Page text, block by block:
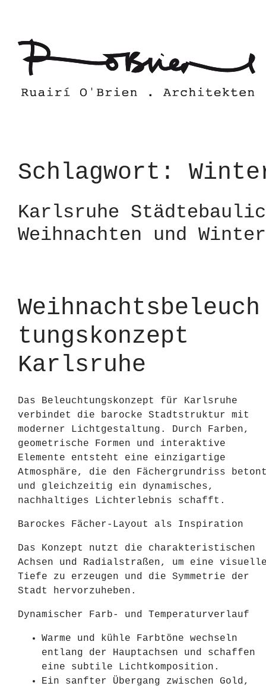
content
Schlagwort:
Karlsruhe
Weihnachten und Winter
Weihnachtsbeleuch
tungskonzept
Karlsruhe
Das Beleuchtungskonzept für Karlsruhe
verbindet die barocke Stadtstruktur mit
moderner Lichtgestaltung. Durch Farben,
geometrische Formen und interaktive
Elemente entsteht eine einzigartige
Atmosphäre, die den Fächergrundriss
und gleichzeitig ein dynamisches,
nachhaltiges Lichterlebnis schafft.
Barockes Fächer-Layout als Inspiration
Das Konzept nutzt die charakteristischen
Achsen und Radialstraßen, um eine
Tiefe zu erzeugen und die Symmetrie der
Stadt hervorzuheben.
Dynamischer Farb- und Temperaturverlauf
Warme und kühle Farbtöne wechseln
entlang der Hauptachsen und schaffen
eine subtile Lichtkomposition.
Ein sanfter Übergang zwischen Gold,